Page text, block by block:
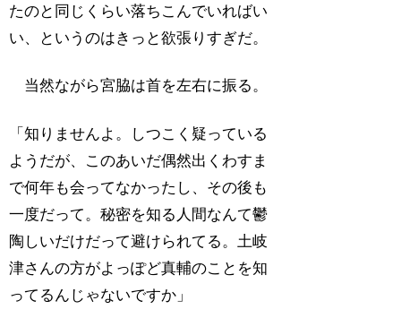
たのと同じくらい落ちこんでいればい
い、というのはきっと欲張りすぎだ。
当然ながら宮脇は首を左右に振る。
「知りませんよ。しつこく疑っている
ようだが、このあいだ偶然出くわすま
で何年も会ってなかったし、その後も
一度だって。秘密を知る人間なんて鬱
陶しいだけだって避けられてる。土岐
津さんの方がよっぽど真輔のことを知
ってるんじゃないですか」